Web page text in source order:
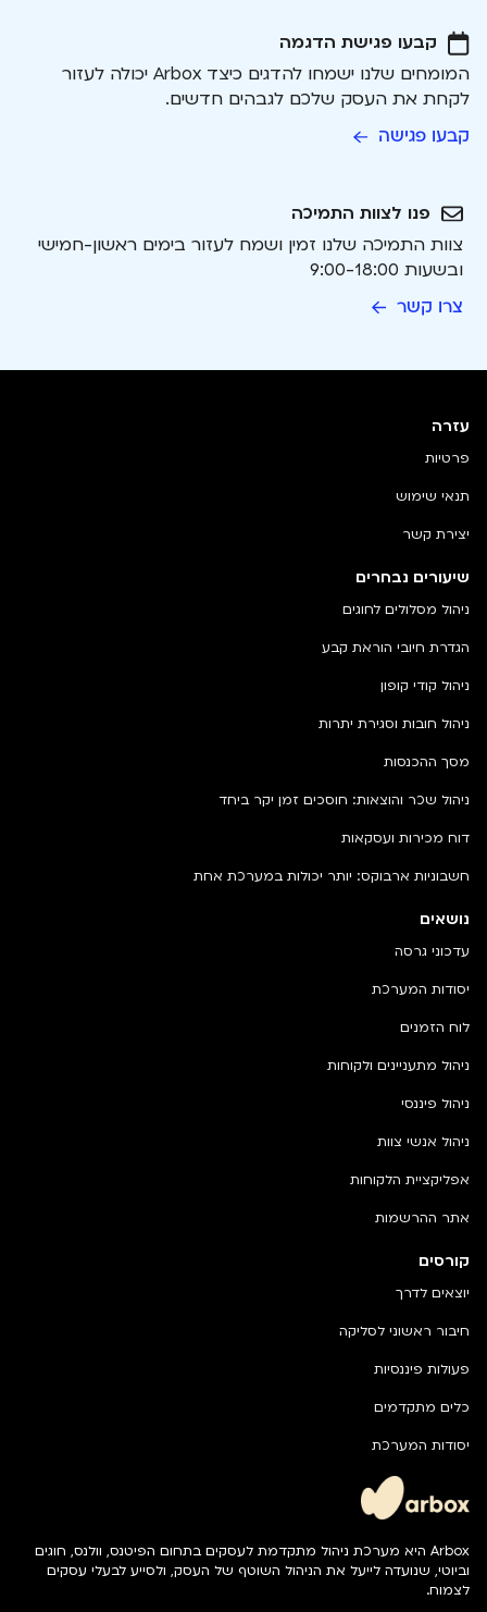
קבעו פגישת הדגמה
המומחים שלנו ישמחו להדגים כיצד Arbox יכולה לעזור
לקחת את העסק שלכם לגבהים חדשים.
קבעו פגישה
פנו לצוות התמיכה
צוות התמיכה שלנו זמין ושמח לעזור בימים ראשון-חמישי
ובשעות 9:00-18:00
צרו קשר
Arbox היא מערכת ניהול מתקדמת לעסקים בתחום הפיטנס, וולנס, חוגים
וביוטי, שנועדה לייעל את הניהול השוטף של העסק, ולסייע לבעלי עסקים
לצמוח.
קורסים
יוצאים לדרך
חיבור ראשוני לסליקה
פעולות פיננסיות
כלים מתקדמים
יסודות המערכת
נושאים
עדכוני גרסה
יסודות המערכת
לוח הזמנים
ניהול מתעניינים ולקוחות
ניהול פיננסי
ניהול אנשי צוות
אפליקציית הלקוחות
אתר ההרשמות
שיעורים נבחרים
ניהול מסלולים לחוגים
הגדרת חיובי הוראת קבע
ניהול קודי קופון
ניהול חובות וסגירת יתרות
מסך ההכנסות
ניהול שכר והוצאות: חוסכים זמן יקר ביחד
דוח מכירות ועסקאות
חשבוניות ארבוקס: יותר יכולות במערכת אחת
עזרה
פרטיות
תנאי שימוש
יצירת קשר